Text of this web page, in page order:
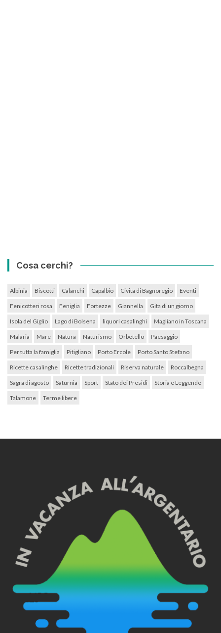
Cosa cerchi?
Albinia Biscotti Calanchi Capalbio Civita di Bagnoregio Eventi
Fenicotteri rosa Feniglia Fortezze Giannella Gita di un giorno
Isola del Giglio Lago di Bolsena liquori casalinghi Magliano in Toscana
Malaria Mare Natura Naturismo Orbetello Paesaggio
Per tutta la famiglia Pitigliano Porto Ercole Porto Santo Stefano
Ricette casalinghe Ricette tradizionali Riserva naturale Roccalbegna
Sagra di agosto Saturnia Sport Stato dei Presidi Storia e Leggende
Talamone Terme libere